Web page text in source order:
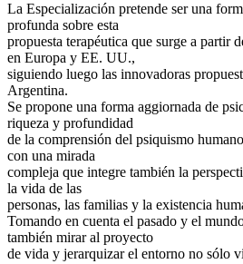
La Especialización pretende ser una
profunda sobre esta
propuesta terapéutica que surge a partir
en Europa y EE. UU.,
siguiendo luego las innovadoras
Argentina.
Se propone una forma aggiornada de
riqueza y profundidad
de la comprensión del psiquismo
con una mirada
compleja que integre también la
la vida de las
personas, las familias y la existencia
Tomando en cuenta el pasado y el
también mirar al proyecto
de vida y jerarquizar el entorno no sólo